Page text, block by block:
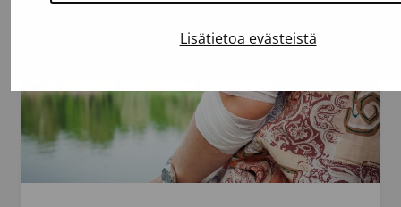
Lisätietoa evästeistä